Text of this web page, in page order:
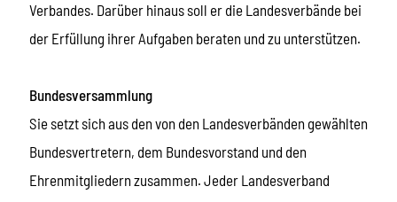
Verbandes. Darüber hinaus soll er die Landesverbände bei
der Erfüllung ihrer Aufgaben beraten und zu unterstützen.
Bundesversammlung
Sie setzt sich aus den von den Landesverbänden gewählten
Bundesvertretern, dem Bundesvorstand und den
Ehrenmitgliedern zusammen. Jeder Landesverband